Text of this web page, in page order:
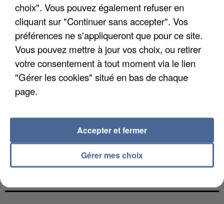
L’UN DES FONDATEURS SUPPOSÉS DE LA DZ
MAFIA INTERPELLÉ EN ALGÉRIE
choix". Vous pouvez également refuser en
cliquant sur "Continuer sans accepter". Vos
préférences ne s'appliqueront que pour ce site.
Vous pouvez mettre à jour vos choix, ou retirer
votre consentement à tout moment via le lien
"Gérer les cookies" situé en bas de chaque
page.
Gérer mes choix
Accepter et fermer